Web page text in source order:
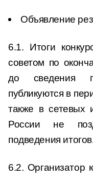
Объявление
6.1. Итоги
советом по
до сведения
публикуются в
также в
России не
подведения
6.2. Организатор